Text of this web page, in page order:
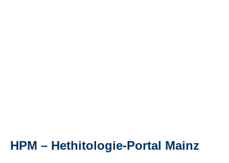
HPM – Hethitologie-Portal Mainz